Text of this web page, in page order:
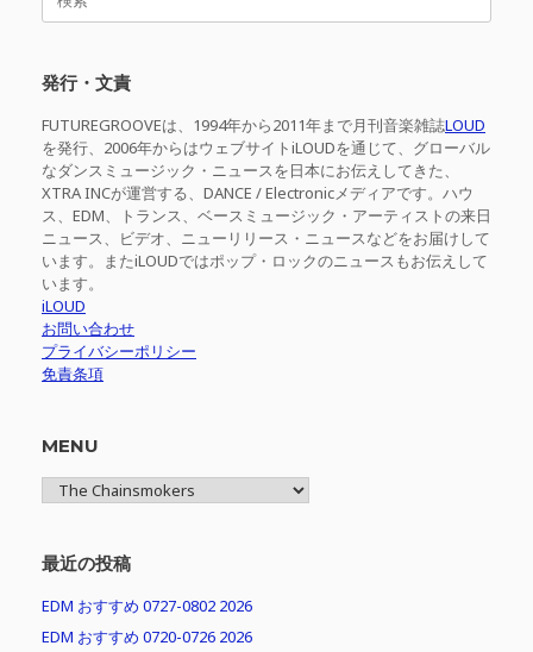
発行・文責
FUTUREGROOVEは、1994年から2011年まで月刊音楽雑誌LOUD
を発行、2006年からはウェブサイトiLOUDを通じて、グローバル
なダンスミュージック・ニュースを日本にお伝えしてきた、
XTRA INCが運営する、DANCE / Electronicメディアです。ハウ
ス、EDM、トランス、ベースミュージック・アーティストの来日
ニュース、ビデオ、ニューリリース・ニュースなどをお届けして
います。またiLOUDではポップ・ロックのニュースもお伝えして
います。
iLOUD
お問い合わせ
プライバシーポリシー
免責条項
MENU
MENU
最近の投稿
EDM おすすめ 0727-0802 2026
EDM おすすめ 0720-0726 2026